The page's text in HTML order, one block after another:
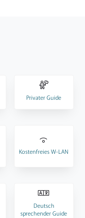
Privater Guide
Kostenfreies W-LAN
Deutsch
sprechender Guide